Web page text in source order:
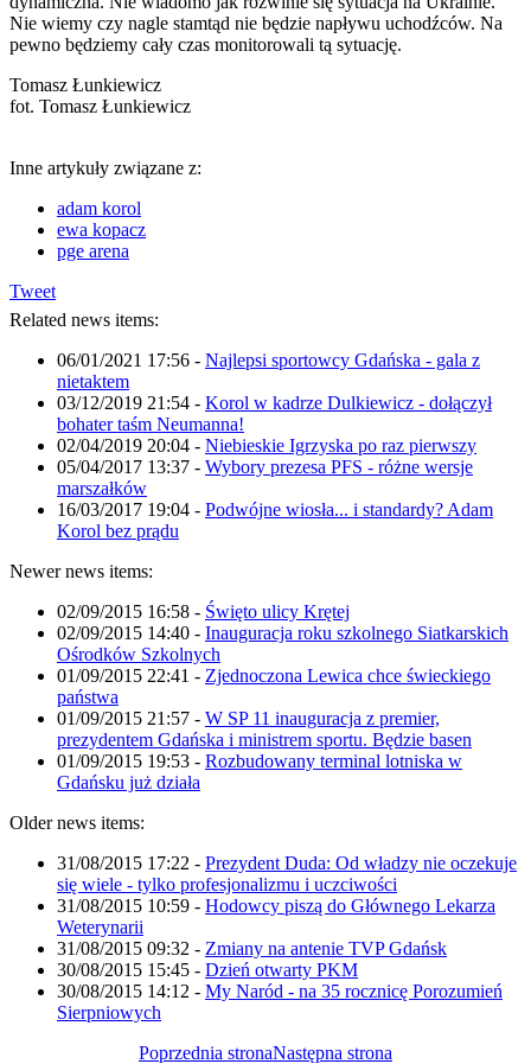
Nie wiemy czy nagle stamtąd nie będzie napływu uchodźców. Na
pewno będziemy cały czas monitorowali tą sytuację.
Tomasz Łunkiewicz
fot. Tomasz Łunkiewicz
Inne artykuły związane z:
adam korol
ewa kopacz
pge arena
Tweet
Related news items:
06/01/2021 17:56 - Najlepsi sportowcy Gdańska - gala z
nietaktem
03/12/2019 21:54 - Korol w kadrze Dulkiewicz - dołączył
bohater taśm Neumanna!
02/04/2019 20:04 - Niebieskie Igrzyska po raz pierwszy
05/04/2017 13:37 - Wybory prezesa PFS - różne wersje
marszałków
16/03/2017 19:04 - Podwójne wiosła... i standardy? Adam
Korol bez prądu
Newer news items:
02/09/2015 16:58 - Święto ulicy Krętej
02/09/2015 14:40 - Inauguracja roku szkolnego Siatkarskich
Ośrodków Szkolnych
01/09/2015 22:41 - Zjednoczona Lewica chce świeckiego
państwa
01/09/2015 21:57 - W SP 11 inauguracja z premier,
prezydentem Gdańska i ministrem sportu. Będzie basen
01/09/2015 19:53 - Rozbudowany terminal lotniska w
Gdańsku już działa
Older news items:
31/08/2015 17:22 - Prezydent Duda: Od władzy nie oczekuje
się wiele - tylko profesjonalizmu i uczciwości
31/08/2015 10:59 - Hodowcy piszą do Głównego Lekarza
Weterynarii
31/08/2015 09:32 - Zmiany na antenie TVP Gdańsk
30/08/2015 15:45 - Dzień otwarty PKM
30/08/2015 14:12 - My Naród - na 35 rocznicę Porozumień
Sierpniowych
Poprzednia stronaNastępna strona